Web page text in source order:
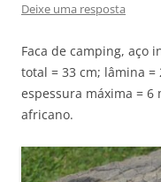
Deixe uma resposta
Faca de camping, aço
total = 33 cm; lâmina =
espessura máxima =
africano.